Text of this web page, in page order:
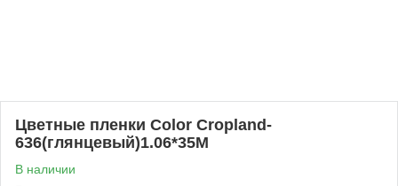
Цветные пленки Color Cropland-
636(глянцевый)1.06*35M
В наличии